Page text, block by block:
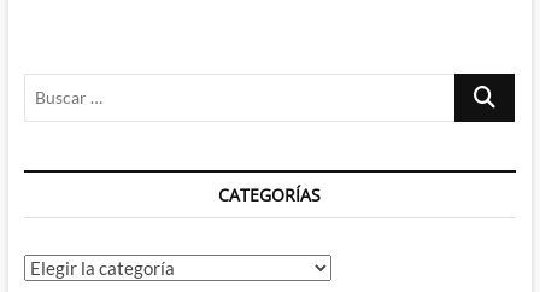
Buscar
CATEGORÍAS
Categorías